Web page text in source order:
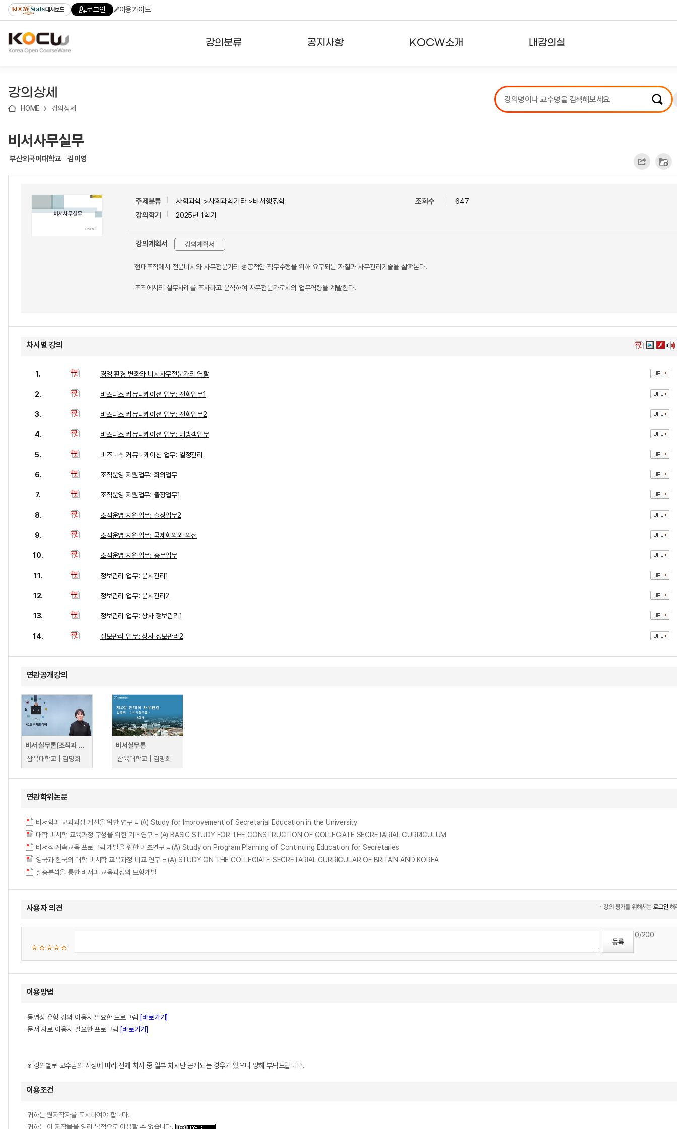
기
기
기
content)
가
대시보드 로그인 이용가이드
강의분류 공지사항 KOCW소개 내강의실
강의리스트
수강확인증강의
강의상세
HOME 강의상세
비서사무실무
부산외국어대학교 김미영
주제분류
사회과학 >사회과학기타 >비서행정학
강의학기
2025년 1학기
조회수 647
강의계획서 강의계획서
현대조직에서 전문비서와 사무전문가의 성공적인 직무수행을 위해 요구되는 자질과 사무관리기술을 살펴본다.
조직에서의 실무사례를 조사하고 분석하여 사무전문가로서의 업무역량을 계발한다.
차시별 강의
1. 경영 환경 변화와 비서사무전문가의 역할
2. 비즈니스 커뮤니케이션 업무: 전화업무1
3. 비즈니스 커뮤니케이션 업무: 전화업무2
4. 비즈니스 커뮤니케이션 업무: 내방객업무
5. 비즈니스 커뮤니케이션 업무: 일정관리
6. 조직운영 지원업무: 회의업무
7. 조직운영 지원업무: 출장업무1
8. 조직운영 지원업무: 출장업무2
9. 조직운영 지원업무: 국제회의와 의전
10. 조직운영 지원업무: 총무업무
11. 정보관리 업무: 문서관리1
12. 정보관리 업무: 문서관리2
13. 정보관리 업무: 상사 정보관리1
14. 정보관리 업무: 상사 정보관리2
연관공개강의
비서 실무론(조직과 비서)
삼육대학교 | 김명희
비서실무론
삼육대학교 | 김명희
연관학위논문
비서학과 교과과정 개선을 위한 연구 = (A) Study for Improvement of Secretarial Education in the University
대학 비서학 교육과정 구성을 위한 기초연구 = (A) BASIC STUDY FOR THE CONSTRUCTION OF COLLEGIATE SECRETARIAL CURRICULUM
비서직 계속교육 프로그램 개발을 위한 기초연구 = (A) Study on Program Planning of Continuing Education for Secretaries
영국과 한국의 대학 비서학 교육과정 비교 연구 = (A) STUDY ON THE COLLEGIATE SECRETARIAL CURRICULAR OF BRITAIN AND KOREA
실증분석을 통한 비서과 교육과정의 모형개발
사용자 의견
0/200
이용방법
동영상 유형 강의 이용시 필요한 프로그램 [바로가기]
문서 자료 이용시 필요한 프로그램 [바로가기]
※ 강의별로 교수님의 사정에 따라 전체 차시 중 일부 차시만 공개되는 경우가 있으니 양해 부탁드립니다.
이용조건
귀하는 원저작자를 표시하여야 합니다.
귀하는 이 저작물을 영리 목적으로 이용할 수 없습니다.